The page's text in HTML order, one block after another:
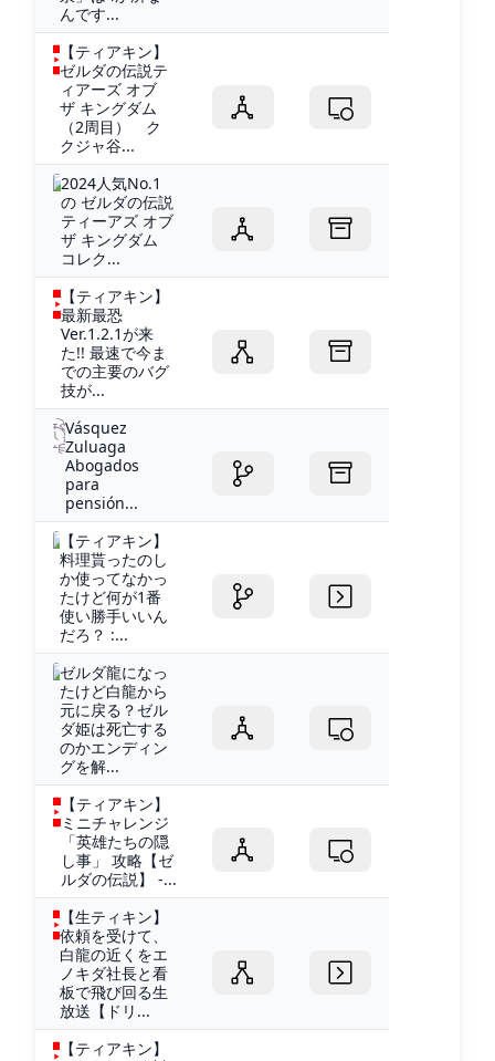
んです...
【ティアキン】
ゼルダの伝説テ
ィアーズ オブ
ザ キングダム
（2周目） ク
クジャ谷...
2024人気No.1
の ゼルダの伝説
ティーアズ オブ
ザ キングダム
コレク...
【ティアキン】
最新最恐
Ver.1.2.1が来
た!! 最速で今ま
での主要のバグ
技が...
Vásquez
Zuluaga
Abogados
para
pensión...
【ティアキン】
料理貰ったのし
か使ってなかっ
たけど何が1番
使い勝手いいん
だろ？ :...
ゼルダ龍になっ
たけど白龍から
元に戻る？ゼル
ダ姫は死亡する
のかエンディン
グを解...
【ティアキン】
ミニチャレンジ
「英雄たちの隠
し事」 攻略【ゼ
ルダの伝説】 -...
【生ティキン】
依頼を受けて、
白龍の近くをエ
ノキダ社長と看
板で飛び回る生
放送【ドリ...
【ティアキン】